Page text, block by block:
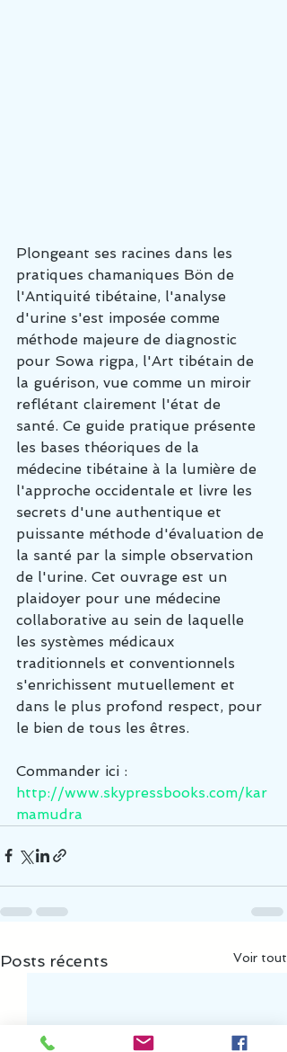
Plongeant ses racines dans les
pratiques chamaniques Bön de
l'Antiquité tibétaine, l'analyse
d'urine s'est imposée comme
méthode majeure de diagnostic
pour Sowa rigpa, l'Art tibétain de
la guérison, vue comme un miroir
reflétant clairement l'état de
santé. Ce guide pratique présente
les bases théoriques de la
médecine tibétaine à la lumière de
l'approche occidentale et livre les
secrets d'une authentique et
puissante méthode d'évaluation de
la santé par la simple observation
de l'urine. Cet ouvrage est un
plaidoyer pour une médecine
collaborative au sein de laquelle
les systèmes médicaux
traditionnels et conventionnels
s'enrichissent mutuellement et
dans le plus profond respect, pour
le bien de tous les êtres.
Commander ici :
http://www.skypressbooks.com/kar
mamudra
Posts récents Voir tout